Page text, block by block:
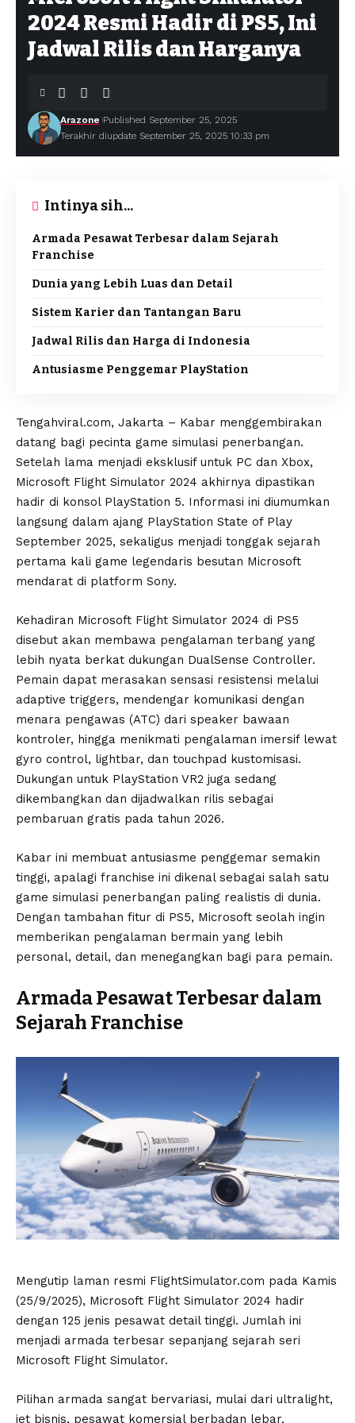
2024 Resmi Hadir di PS5, Ini
Jadwal Rilis dan Harganya
Terakhir diupdate September 25, 2025 10:33 pm
Arazone Published September 25, 2025
Intinya sih...
Armada Pesawat Terbesar dalam Sejarah
Franchise
Dunia yang Lebih Luas dan Detail
Sistem Karier dan Tantangan Baru
Jadwal Rilis dan Harga di Indonesia
Antusiasme Penggemar PlayStation
Tengahviral.com, Jakarta – Kabar menggembirakan
datang bagi pecinta game simulasi penerbangan.
Setelah lama menjadi eksklusif untuk PC dan Xbox,
Microsoft Flight Simulator 2024 akhirnya dipastikan
hadir di konsol PlayStation 5. Informasi ini diumumkan
langsung dalam ajang PlayStation State of Play
September 2025, sekaligus menjadi tonggak sejarah
pertama kali game legendaris besutan Microsoft
mendarat di platform Sony.
Kehadiran Microsoft Flight Simulator 2024 di PS5
disebut akan membawa pengalaman terbang yang
lebih nyata berkat dukungan DualSense Controller.
Pemain dapat merasakan sensasi resistensi melalui
adaptive triggers, mendengar komunikasi dengan
menara pengawas (ATC) dari speaker bawaan
kontroler, hingga menikmati pengalaman imersif lewat
gyro control, lightbar, dan touchpad kustomisasi.
Dukungan untuk PlayStation VR2 juga sedang
dikembangkan dan dijadwalkan rilis sebagai
pembaruan gratis pada tahun 2026.
Kabar ini membuat antusiasme penggemar semakin
tinggi, apalagi franchise ini dikenal sebagai salah satu
game simulasi penerbangan paling realistis di dunia.
Dengan tambahan fitur di PS5, Microsoft seolah ingin
memberikan pengalaman bermain yang lebih
personal, detail, dan menegangkan bagi para pemain.
Armada Pesawat Terbesar dalam
Sejarah Franchise
Mengutip laman resmi FlightSimulator.com pada Kamis
(25/9/2025), Microsoft Flight Simulator 2024 hadir
dengan 125 jenis pesawat detail tinggi. Jumlah ini
menjadi armada terbesar sepanjang sejarah seri
Microsoft Flight Simulator.
Pilihan armada sangat bervariasi, mulai dari ultralight,
jet bisnis, pesawat komersial berbadan lebar,